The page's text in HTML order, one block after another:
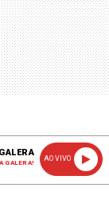
GALERA!
AO VIVO